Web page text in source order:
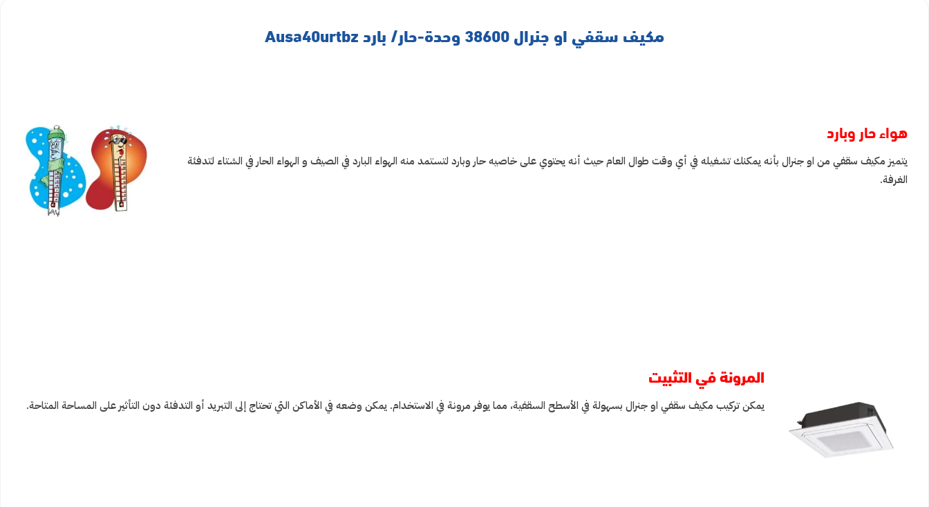
مكيف سقفي او جنرال 38600 وحدة-حار/ بارد Ausa40urtbz
هواء حار وبارد
يتميز مكيف سقفي من او جنرال بأنه يمكنك تشغيله في أي وقت طوال العام حيث أنه يحتوي على خاصيه حار وبارد لتستمد منه الهواء البارد في الصيف و الهواء الحار في الشتاء لتدفئة
الغرفة.
المرونة في التثبيت
يمكن تركيب مكيف سقفي او جنرال بسهولة في الأسطح السقفية، مما يوفر مرونة في الاستخدام. يمكن وضعه في الأماكن التي تحتاج إلى التبريد أو التدفئة دون التأثير على المساحة المتاحة.